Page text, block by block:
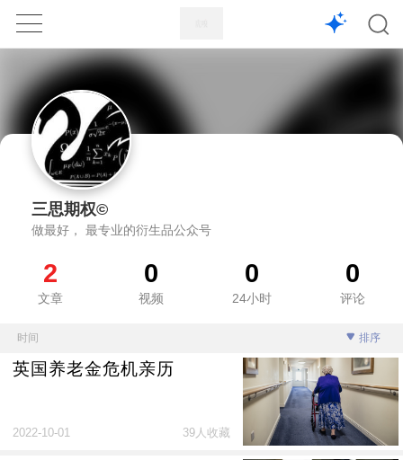
1X
三思期权©
做最好， 最专业的衍生品公众号
2
文章
0
视频
0
24小时
0
评论
时间 排序
英国养老金危机亲历
2022-10-01 39人收藏